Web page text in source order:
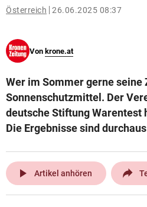
© Krone Multimedia GmbH & Co KG
Österreich 26.06.2025 08:37
Von krone.at
Wer im Sommer gerne
Sonnenschutzmittel. Der
deutsche Stiftung Warentest
Die Ergebnisse sind
play_arrow Artikel anhören